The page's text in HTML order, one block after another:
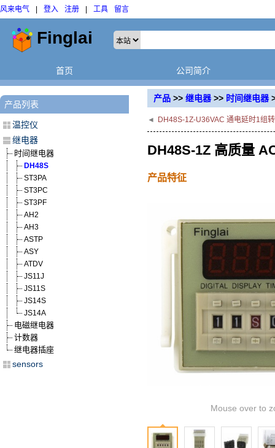
风来电气 登入 注册 工具 留言
首页 公司简介
产品 >> 继电器>> 时间继电器
◄ DH48S-1Z-U36VAC 通电延时1组
DH48S-1Z 高质量
产品特征
Mouse over to
产品列表
温控仪
继电器
时间继电器
DH48S
ST3PA
ST3PC
ST3PF
AH2
AH3
ASTP
ASY
ATDV
JS11J
JS11S
JS14S
JS14A
电磁继电器
计数器
继电器插座
sensors